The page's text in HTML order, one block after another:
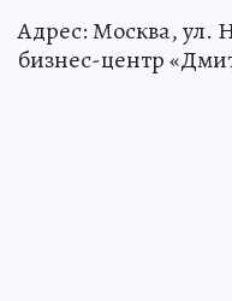
Адрес: Москва, ул.
бизнес-центр